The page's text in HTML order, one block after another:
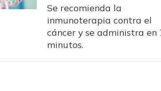
Se recomienda la
inmunoterapia contra el
cáncer y se administra en
minutos.